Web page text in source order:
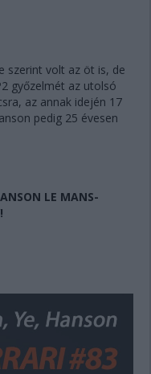
szerint volt az öt is, de
győzelmét az utolsó
az annak idején 17
pedig 25 évesen
LE MANS-